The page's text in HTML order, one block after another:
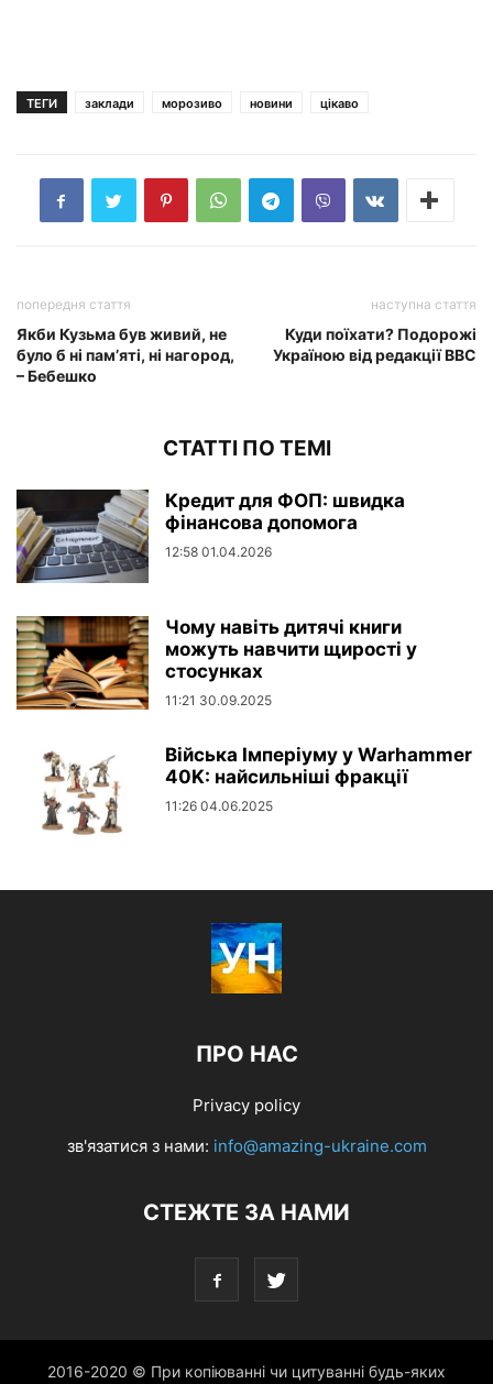
ТЕГИ заклади морозиво новини цікаво
попередня стаття
Якби Кузьма був живий, не
було б ні пам’яті, ні нагород,
– Бебешко
наступна стаття
Куди поїхати? Подорожі
Україною від редакції ВВС
СТАТТІ ПО ТЕМІ
Кредит для ФОП: швидка
фінансова допомога
12:58 01.04.2026
Чому навіть дитячі книги
можуть навчити щирості у
стосунках
11:21 30.09.2025
Війська Імперіуму у Warhammer
40K: найсильніші фракції
11:26 04.06.2025
ПРО НАС
Privacy policy
зв'язатися з нами: info@amazing-ukraine.com
СТЕЖТЕ ЗА НАМИ
2016-2020 © При копіюванні чи цитуванні будь-яких